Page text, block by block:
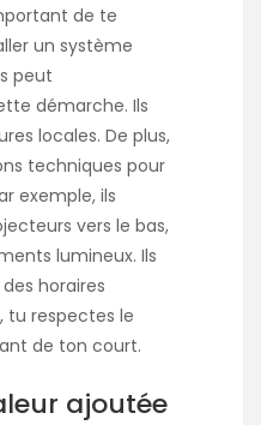
de te
un système
peut
démarche. Ils
locales. De plus,
techniques pour
exemple, ils
vers le bas,
lumineux. Ils
horaires
tu respectes le
de ton court.
ajoutée